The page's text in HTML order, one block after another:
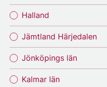
Halland
Jämtland Härjedalen
Jönköpings län
Kalmar län